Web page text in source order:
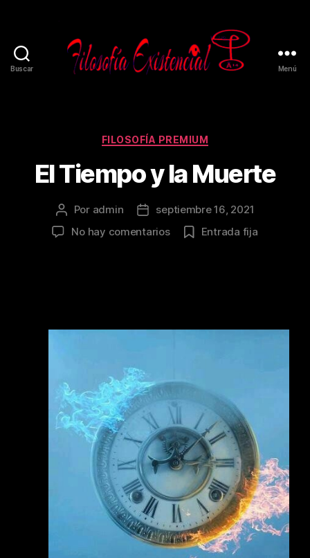
Buscar Menú
FILOSOFÍA PREMIUM
El Tiempo y la Muerte
Por admin
septiembre 16, 2021
No hay comentarios
Entrada fija